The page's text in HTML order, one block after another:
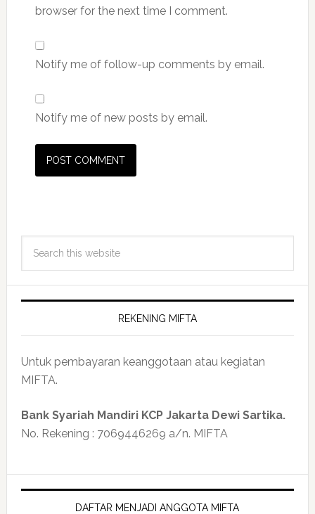
browser for the next time I comment.
Notify me of follow-up comments by email.
Notify me of new posts by email.
REKENING MIFTA
Untuk pembayaran keanggotaan atau kegiatan
MIFTA.
Bank Syariah Mandiri KCP Jakarta Dewi Sartika.
No. Rekening : 7069446269 a/n. MIFTA
DAFTAR MENJADI ANGGOTA MIFTA